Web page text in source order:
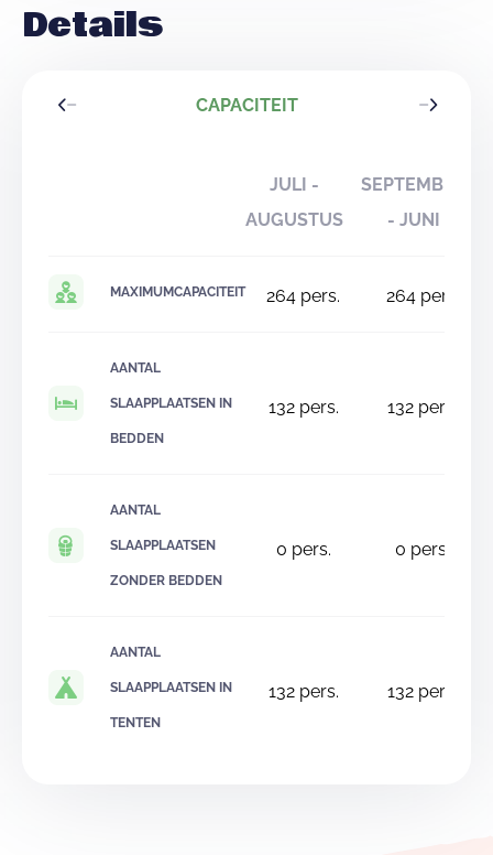
Details
CAPACITEIT
JULI -
AUGUSTUS
SEPTEMBER
- JUNI
MAXIMUMCAPACITEIT 264 pers. 264pers.
AANTAL
SLAAPPLAATSEN IN
BEDDEN
132pers. 132 pers.
AANTAL
SLAAPPLAATSEN
ZONDER BEDDEN
0 pers. 0 pers.
AANTAL
SLAAPPLAATSEN IN
TENTEN
132pers. 132 pers.